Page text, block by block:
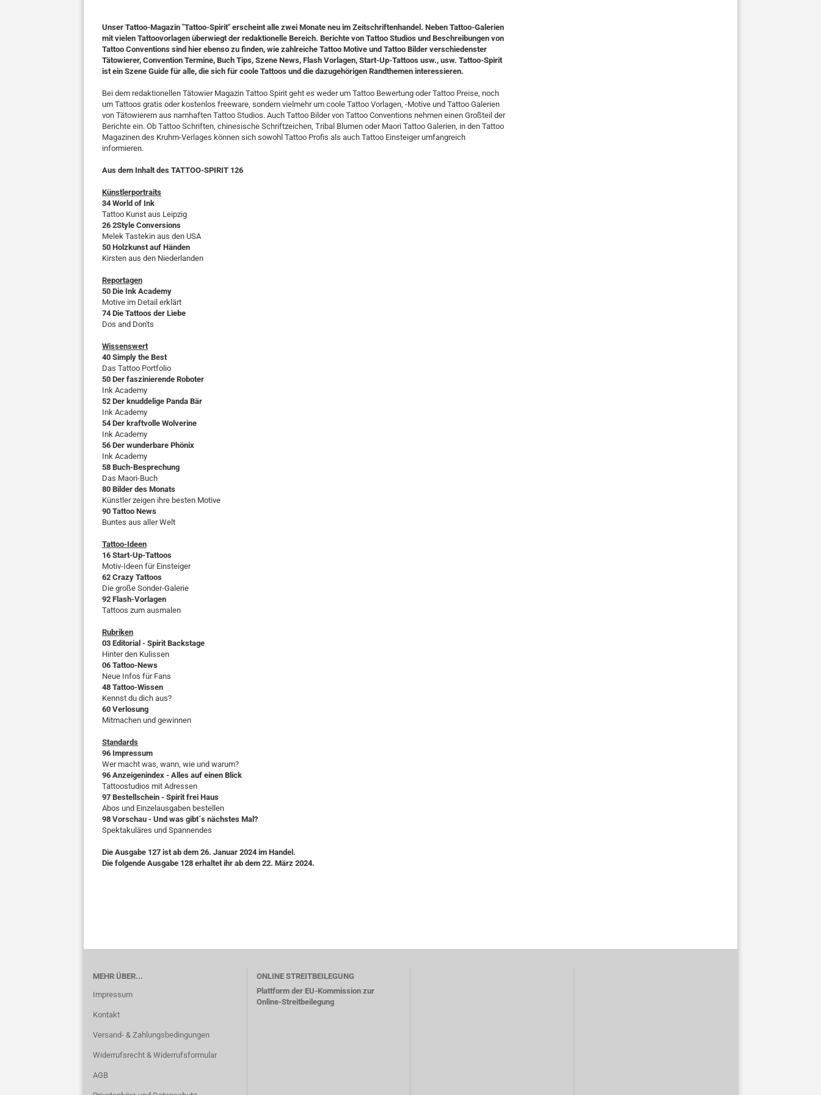
Unser Tattoo-Magazin "Tattoo-Spirit" erscheint alle zwei Monate neu im Zeitschriftenhandel. Neben Tattoo-Galerien
mit vielen Tattoovorlagen überwiegt der redaktionelle Bereich. Berichte von Tattoo Studios und Beschreibungen von
Tattoo Conventions sind hier ebenso zu finden, wie zahlreiche Tattoo Motive und Tattoo Bilder verschiedenster
Tätowierer, Convention Termine, Buch Tips, Szene News, Flash Vorlagen, Start-Up-Tattoos usw., usw. Tattoo-Spirit
ist ein Szene Guide für alle, die sich für coole Tattoos und die dazugehörigen Randthemen interessieren.
Bei dem redaktionellen Tätowier Magazin Tattoo Spirit geht es weder um Tattoo Bewertung oder Tattoo Preise, noch
um Tattoos gratis oder kostenlos freeware, sondern vielmehr um coole Tattoo Vorlagen, -Motive und Tattoo Galerien
von Tätowierern aus namhaften Tattoo Studios. Auch Tattoo Bilder von Tattoo Conventions nehmen einen Großteil der
Berichte ein. Ob Tattoo Schriften, chinesische Schriftzeichen, Tribal Blumen oder Maori Tattoo Galerien, in den Tattoo
Magazinen des Kruhm-Verlages können sich sowohl Tattoo Profis als auch Tattoo Einsteiger umfangreich
informieren.
Aus dem Inhalt des TATTOO-SPIRIT 126
Künstlerportraits
34 World of Ink
Tattoo Kunst aus Leipzig
26 2Style Conversions
Melek Tastekin aus den USA
50 Holzkunst auf Händen
Kirsten aus den Niederlanden
Reportagen
50 Die Ink Academy
Motive im Detail erklärt
74 Die Tattoos der Liebe
Dos and Don'ts
Wissenswert
40 Simply the Best
Das Tattoo Portfolio
50 Der faszinierende Roboter
Ink Academy
52 Der knuddelige Panda Bär
Ink Academy
54 Der kraftvolle Wolverine
Ink Academy
56 Der wunderbare Phönix
Ink Academy
58 Buch-Besprechung
Das Maori-Buch
80 Bilder des Monats
Künstler zeigen ihre besten Motive
90 Tattoo News
Buntes aus aller Welt
Tattoo-Ideen
16 Start-Up-Tattoos
Motiv-Ideen für Einsteiger
62 Crazy Tattoos
Die große Sonder-Galerie
92 Flash-Vorlagen
Tattoos zum ausmalen
Rubriken
03 Editorial - Spirit Backstage
Hinter den Kulissen
06 Tattoo-News
Neue Infos für Fans
48 Tattoo-Wissen
Kennst du dich aus?
60 Verlosung
Mitmachen und gewinnen
Standards
96 Impressum
Wer macht was, wann, wie und warum?
96 Anzeigenindex - Alles auf einen Blick
Tattoostudios mit Adressen
97 Bestellschein - Spirit frei Haus
Abos und Einzelausgaben bestellen
98 Vorschau - Und was gibt´s nächstes Mal?
Spektakuläres und Spannendes
Die Ausgabe 127 ist ab dem 26. Januar 2024 im Handel.
Die folgende Ausgabe 128 erhaltet ihr ab dem 22. März 2024.
MEHR ÜBER...
Impressum
Kontakt
Versand- & Zahlungsbedingungen
Widerrufsrecht & Widerrufsformular
AGB
ONLINE STREITBEILEGUNG
Plattform der EU-Kommission zur
Online-Streitbeilegung